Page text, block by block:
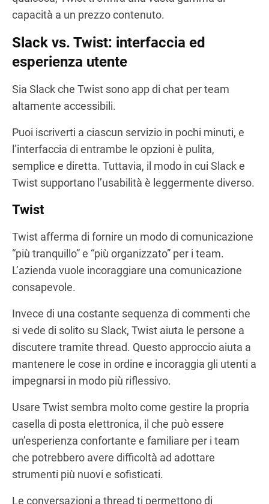
capacità a un prezzo contenuto.
Slack vs. Twist: interfaccia ed
esperienza utente
Sia Slack che Twist sono app di chat per team
altamente accessibili.
Puoi iscriverti a ciascun servizio in pochi minuti, e
l’interfaccia di entrambe le opzioni è pulita,
semplice e diretta. Tuttavia, il modo in cui Slack e
Twist supportano l’usabilità è leggermente diverso.
Twist
Twist afferma di fornire un modo di comunicazione
“più tranquillo” e “più organizzato” per i team.
L’azienda vuole incoraggiare una comunicazione
consapevole.
Invece di una costante sequenza di commenti che
si vede di solito su Slack, Twist aiuta le persone a
discutere tramite thread. Questo approccio aiuta a
mantenere le cose in ordine e incoraggia gli utenti a
impegnarsi in modo più riflessivo.
Usare Twist sembra molto come gestire la propria
casella di posta elettronica, il che può essere
un’esperienza confortante e familiare per i team
che potrebbero avere difficoltà ad adottare
strumenti più nuovi e sofisticati.
Le conversazioni a thread ti permettono di